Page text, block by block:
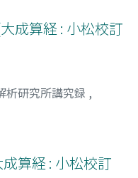
成算経 : 小松校訂
析研究所講究録 ,
算経 : 小松校訂